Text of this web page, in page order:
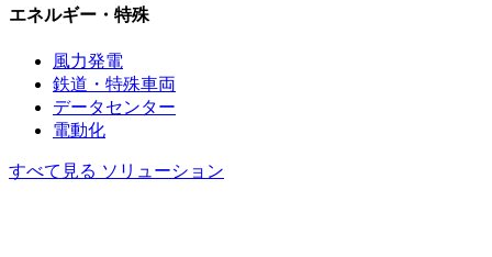
エネルギー・特殊
風力発電
鉄道・特殊車両
データセンター
電動化
すべて見る ソリューション